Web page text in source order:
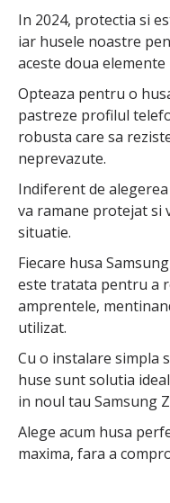
In 2024, protectia si
iar husele noastre
aceste doua
Opteaza pentru o
pastreze profilul
robusta care sa
neprevazute.
Indiferent de
va ramane protejat si
situatie.
Fiecare husa
este tratata pentru a
amprentele,
utilizat.
Cu o instalare simpla
huse sunt solutia
in noul tau Samsung
Alege acum husa
maxima, fara a